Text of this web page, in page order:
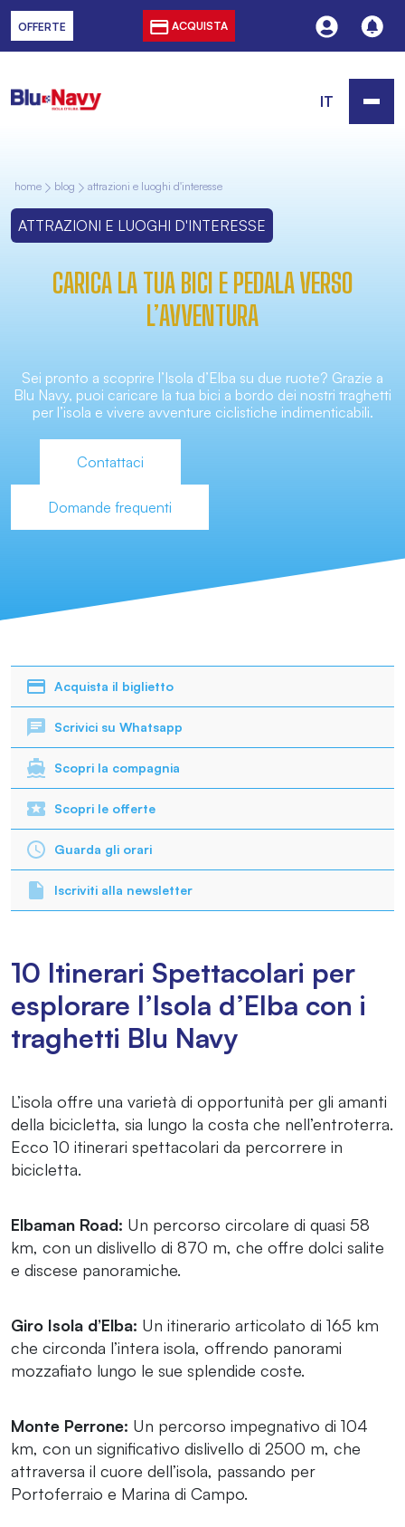
OFFERTE ACQUISTA
IT
home blog attrazioni e luoghi d'interesse
ATTRAZIONI E LUOGHI D'INTERESSE
CARICA LA TUA BICI E PEDALA VERSO
L’AVVENTURA
Sei pronto a scoprire l’Isola d’Elba su due ruote? Grazie a
Blu Navy, puoi caricare la tua bici a bordo dei nostri traghetti
per l’isola e vivere avventure ciclistiche indimenticabili.
Contattaci
Domande frequenti
Acquista il biglietto
Scrivici su Whatsapp
Scopri la compagnia
Scopri le offerte
Guarda gli orari
Iscriviti alla newsletter
10 Itinerari Spettacolari per
esplorare l’Isola d’Elba con i
traghetti Blu Navy
L’isola offre una varietà di opportunità per gli amanti
della bicicletta, sia lungo la costa che nell’entroterra.
Ecco 10 itinerari spettacolari da percorrere in
bicicletta.
Elbaman Road: Un percorso circolare di quasi 58
km, con un dislivello di 870 m, che offre dolci salite
e discese panoramiche.
Giro Isola d’Elba: Un itinerario articolato di 165 km
che circonda l’intera isola, offrendo panorami
mozzafiato lungo le sue splendide coste.
Monte Perrone: Un percorso impegnativo di 104
km, con un significativo dislivello di 2500 m, che
attraversa il cuore dell’isola, passando per
Portoferraio e Marina di Campo.